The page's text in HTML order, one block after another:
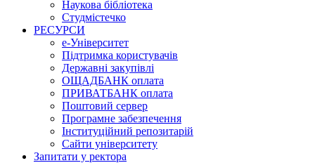
Наукова бібліотека
Студмістечко
РЕСУРСИ
е-Університет
Підтримка користувачів
Державні закупівлі
ОЩАДБАНК оплата
ПРИВАТБАНК оплата
Поштовий сервер
Програмне забезпечення
Інституційний репозитарій
Сайти університету
Запитати у ректора